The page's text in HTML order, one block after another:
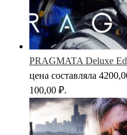
PRAGMATA Deluxe
цена составляла
100,00 ₽.